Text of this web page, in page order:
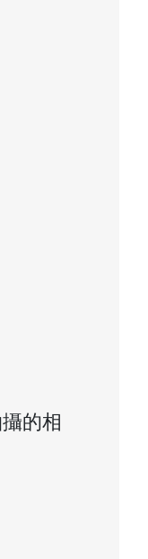
的相